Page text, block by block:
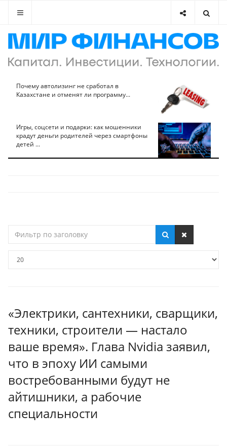
Почему автолизинг не сработал в
Казахстане и отменят ли программу...
Игры, соцсети и подарки: как мошенники
крадут деньги родителей через смартфоны
детей ...
по
«Электрики, сантехники, сварщики,
техники, строители — настало
ваше время». Глава Nvidia заявил,
что в эпоху ИИ самыми
востребованными будут не
айтишники, а рабочие
специальности